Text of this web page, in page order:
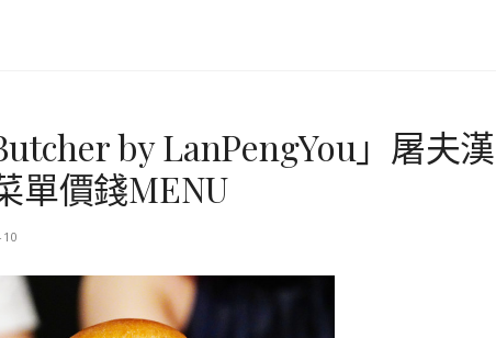
by LanPengYou」屠夫漢
單價錢MENU